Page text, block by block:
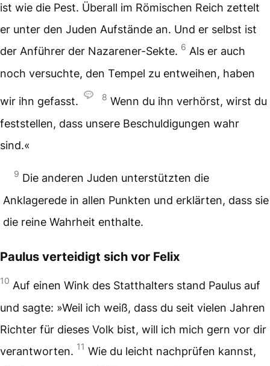
ist wie die Pest. Überall im Römischen Reich zettelt
er unter den Juden Aufstände an. Und er selbst ist
der Anführer der Nazarener-Sekte. 6 Als er auch
noch versuchte, den Tempel zu entweihen, haben
wir ihn gefasst. 8 Wenn du ihn verhörst, wirst du
feststellen, dass unsere Beschuldigungen wahr
sind.«
9 Die anderen Juden unterstützten die
Anklagerede in allen Punkten und erklärten, dass sie
die reine Wahrheit enthalte.
Paulus verteidigt sich vor Felix
10 Auf einen Wink des Statthalters stand Paulus auf
und sagte: »Weil ich weiß, dass du seit vielen Jahren
Richter für dieses Volk bist, will ich mich gern vor dir
verantworten. 11 Wie du leicht nachprüfen kannst,